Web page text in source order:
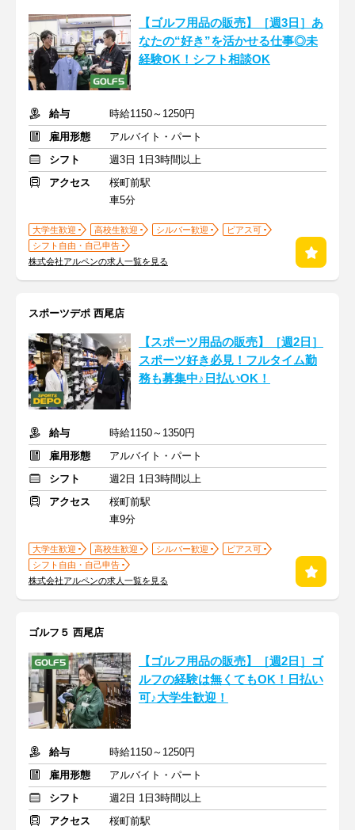
【ゴルフ用品の販売】［週3日］あ
なたの“好き”を活かせる仕事◎未
経験OK！シフト相談OK
給与
時給1150～1250円
雇用形態
アルバイト・パート
シフト
週3日 1日3時間以上
アクセス
桜町前駅
車5分
大学生歓迎 高校生歓迎 シルバー歓迎
ピアス可
シフト自由・自己申告
株式会社アルペンの求人一覧を見る
スポーツデポ 西尾店
【スポーツ用品の販売】［週2日］
スポーツ好き必見！フルタイム勤
務も募集中♪日払いOK！
給与
時給1150～1350円
雇用形態
アルバイト・パート
シフト
週2日 1日3時間以上
アクセス
桜町前駅
車9分
大学生歓迎 高校生歓迎 シルバー歓迎
ピアス可
シフト自由・自己申告
株式会社アルペンの求人一覧を見る
ゴルフ５ 西尾店
【ゴルフ用品の販売】［週2日］ゴ
ルフの経験は無くてもOK！日払い
可♪大学生歓迎！
給与
時給1150～1250円
雇用形態
アルバイト・パート
シフト
週2日 1日3時間以上
アクセス
桜町前駅